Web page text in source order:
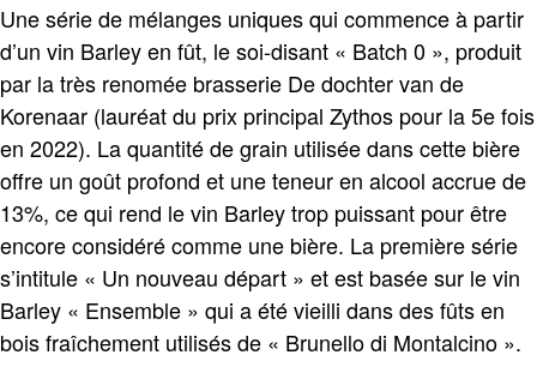
Une série de mélanges uniques qui commence à partir
d’un vin Barley en fût, le soi-disant « Batch 0 », produit
par la très renomée brasserie De dochter van de
Korenaar (lauréat du prix principal Zythos pour la 5e fois
en 2022). La quantité de grain utilisée dans cette bière
offre un goût profond et une teneur en alcool accrue de
13%, ce qui rend le vin Barley trop puissant pour être
encore considéré comme une bière. La première série
s’intitule « Un nouveau départ » et est basée sur le vin
Barley « Ensemble » qui a été vieilli dans des fûts en
bois fraîchement utilisés de « Brunello di Montalcino ».